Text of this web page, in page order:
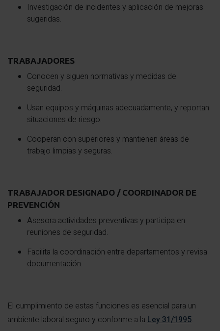
Investigación de incidentes y aplicación de mejoras
sugeridas.
TRABAJADORES
Conocen y siguen normativas y medidas de
seguridad.
Usan equipos y máquinas adecuadamente, y reportan
situaciones de riesgo.
Cooperan con superiores y mantienen áreas de
trabajo limpias y seguras.
TRABAJADOR DESIGNADO / COORDINADOR DE
PREVENCIÓN
Asesora actividades preventivas y participa en
reuniones de seguridad.
Facilita la coordinación entre departamentos y revisa
documentación.
El cumplimiento de estas funciones es esencial para un
ambiente laboral seguro y conforme a la Ley 31/1995.